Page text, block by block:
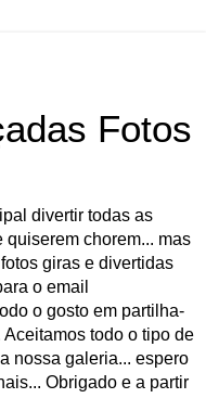
Fotos
divertir todas as
quiserem chorem... mas
giras e divertidas
o email
o gosto em partilha-
todo o tipo de
nossa galeria... espero
Obrigado e a partir